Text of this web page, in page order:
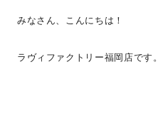
みなさん、こんにちは！
ラヴィファクトリー福岡店です。